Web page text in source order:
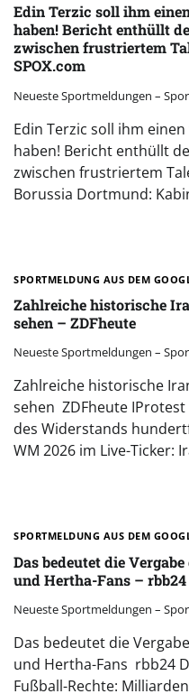
Edin Terzic soll ihm
haben! Bericht enthüllt
zwischen frustriertem
SPOX.com
Neueste Sportmeldungen –
Edin Terzic soll ihm
haben! Bericht enthüllt
zwischen frustriertem
Borussia Dortmund:
SPORTMELDUNG AUS DEM
Zahlreiche historische
sehen – ZDFheute
Neueste Sportmeldungen –
Zahlreiche historische
sehen ZDFheute IProtest
des Widerstands
WM 2026 im Live-Ticker:
SPORTMELDUNG AUS DEM
Das bedeutet die
und Hertha-Fans – rbb24
Neueste Sportmeldungen –
Das bedeutet die
und Hertha-Fans rbb24
Fußball-Rechte: